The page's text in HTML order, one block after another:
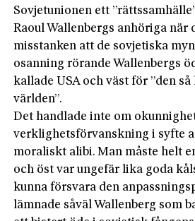
Sovjetunionen ett
Raoul Wallenbergs anhöriga när
misstanken att de sovjetiska
osanning rörande Wallenbergs
kallade USA och väst för ”den
världen”.
Det handlade inte om
verklighetsförvanskning i syfte
moraliskt alibi. Man måste helt
och öst var ungefär lika goda
kunna försvara den
lämnade såväl Wallenberg som